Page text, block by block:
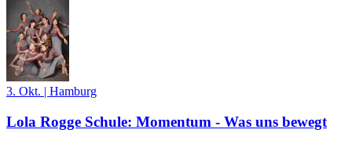
3. Okt. | Hamburg
Lola Rogge Schule: Momentum - Was uns bewegt